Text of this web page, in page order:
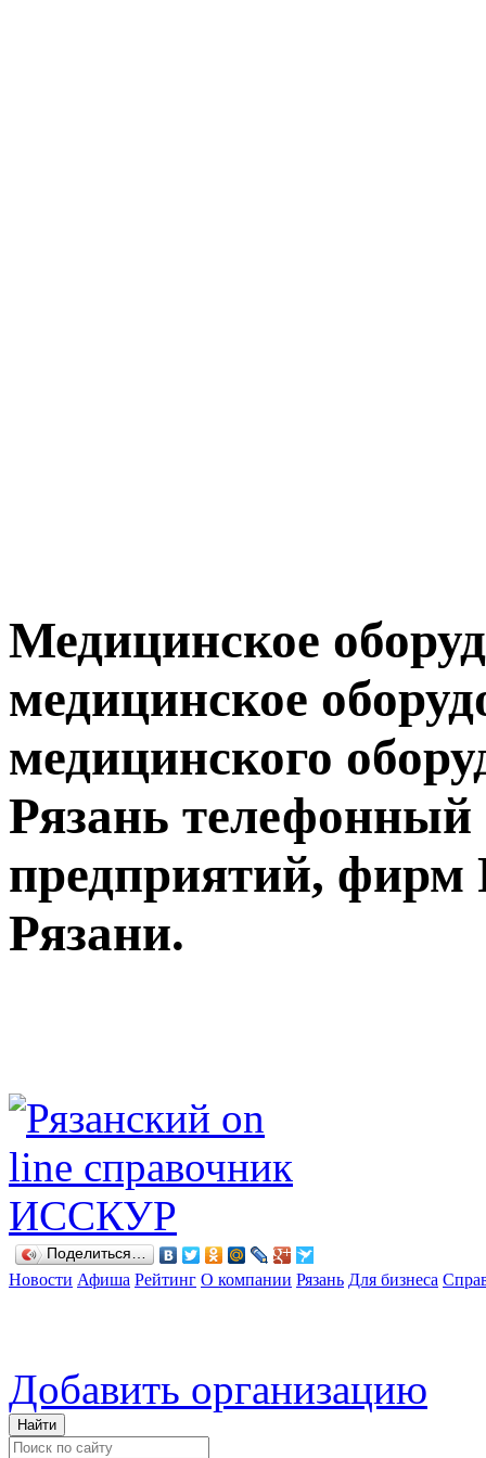
Медицинское
медицинское
медицинского
Рязань телефонный
предприятий, фирм
Рязани.
Поделиться…
Новости Афиша Рейтинг О компании Рязань Для бизнеса
Добавить организацию